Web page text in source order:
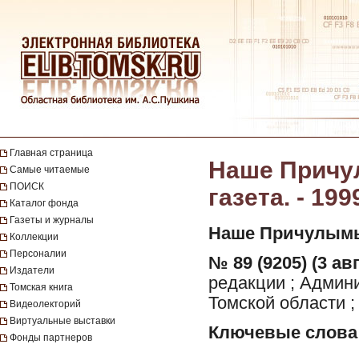
Главная страница
Самые читаемые
ПОИСК
Каталог фонда
Газеты и журналы
Коллекции
Персоналии
Издатели
Томская книга
Видеолекторий
Виртуальные выставки
Фонды партнеров
Наше
газета. -
Наше
№ 89 (9205) (3
редакции ;
Томской области
Ключевые слова